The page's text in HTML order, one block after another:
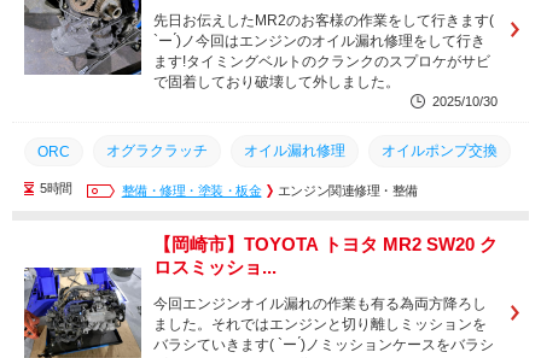
先日お伝えしたMR2のお客様の作業をして行きます(
`ー ́)ノ今回はエンジンのオイル漏れ修理をして行き
ます!タイミングベルトのクランクのスプロケがサビ
で固着しており破壊して外しました。
2025/10/30
ORC オグラクラッチ オイル漏れ修理 オイルポンプ交換
SW20 点検 整備 知立市 名古屋市
蒲郡市 豊田市
豊川市 豊橋市 三河エリア
5時間 整備・修理・塗装・板金 エンジン関連修理・整備
【岡崎市】TOYOTA トヨタ MR2 SW20 ク
ロスミッショ...
今回エンジンオイル漏れの作業も有る為両方降ろし
ました。それではエンジンと切り離しミッションを
バラシていきます( `ー ́)ノミッションケースをバラシ